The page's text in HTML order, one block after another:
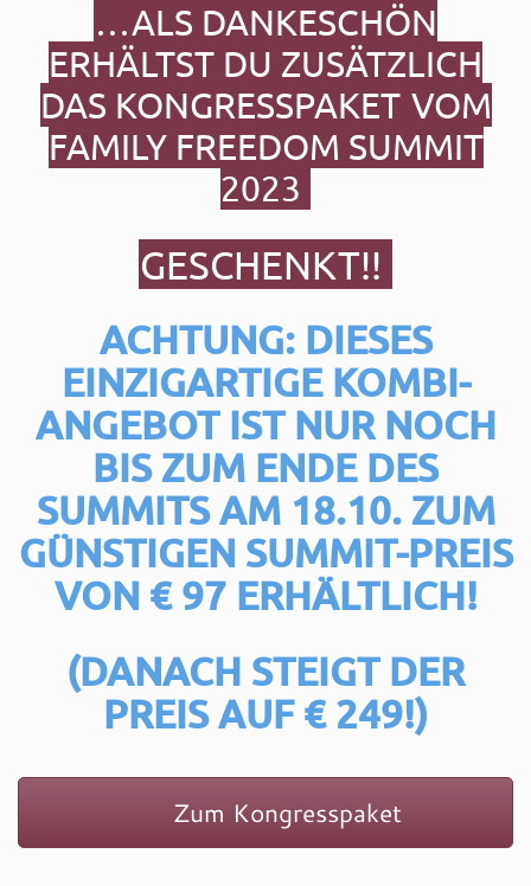
…ALS DANKESCHÖN
ERHÄLTST DU ZUSÄTZLICH
DAS KONGRESSPAKET VOM
FAMILY FREEDOM SUMMIT
2023
GESCHENKT!!
ACHTUNG: DIESES
EINZIGARTIGE KOMBI-
ANGEBOT IST NUR NOCH
BIS ZUM ENDE DES
SUMMITS AM 18.10. ZUM
GÜNSTIGEN SUMMIT-PREIS
VON € 97 ERHÄLTLICH!
(DANACH STEIGT DER
PREIS AUF € 249!)
Zum Kongresspaket